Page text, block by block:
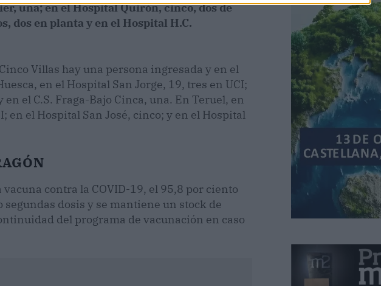
una; en el Hospital Quirón, cinco, dos de
dos en planta y en el Hospital H.C.
Villas hay una persona ingresada y en el
en el Hospital San Jorge, 19, tres en UCI;
el C.S. Fraga-Bajo Cinca, una. En Teruel, en
en el Hospital San José, cinco; y en el Hospital
contra la COVID-19, el 95,8 por ciento
dosis y se mantiene un stock de
del programa de vacunación en caso